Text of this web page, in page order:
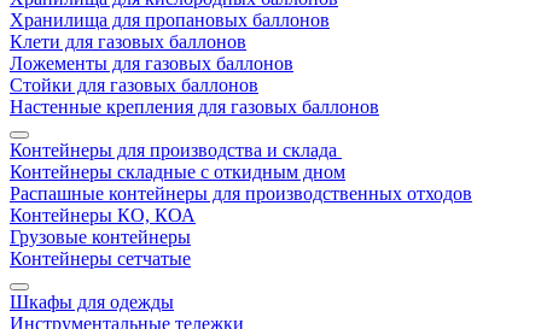
Хранилища для пропановых баллонов
Клети для газовых баллонов
Ложементы для газовых баллонов
Стойки для газовых баллонов
Настенные крепления для газовых баллонов
Контейнеры для производства и склада
Контейнеры складные с откидным дном
Распашные контейнеры для производственных отходов
Контейнеры КО, КОА
Грузовые контейнеры
Контейнеры сетчатые
Шкафы для одежды
Инструментальные тележки